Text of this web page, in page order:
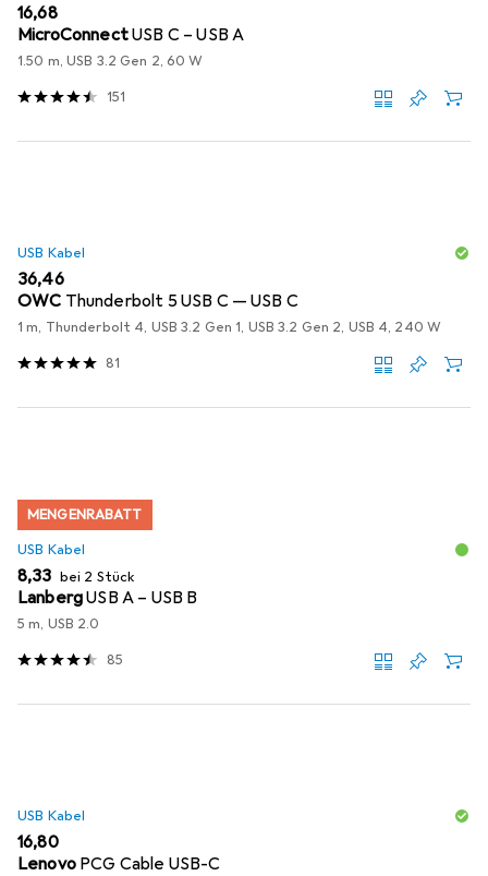
EUR
16,68
MicroConnectUSB C – USB A
1.50 m, USB 3.2 Gen 2, 60 W
151
USB Kabel
EUR
36,46
OWC Thunderbolt 5 USB C — USB C
1 m, Thunderbolt 4, USB 3.2 Gen 1, USB 3.2 Gen 2, USB 4, 240 W
81
MENGENRABATT
USB Kabel
EUR
8,33 bei 2 Stück
LanbergUSB A – USB B
5 m, USB 2.0
85
USB Kabel
EUR
16,80
Lenovo PCG Cable USB-C